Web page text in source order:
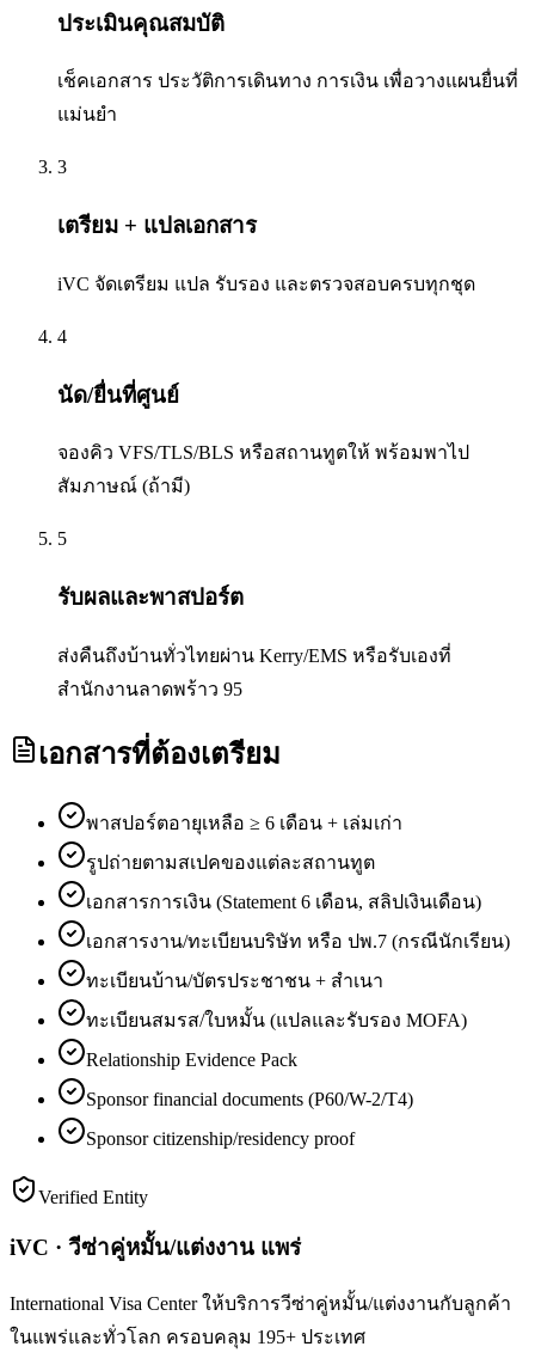
ประเมินคุณสมบัติ
เช็คเอกสาร ประวัติการเดินทาง การเงิน เพื่อวางแผนยื่นที่
แม่นยำ
3
เตรียม + แปลเอกสาร
iVC จัดเตรียม แปล รับรอง และตรวจสอบครบทุกชุด
4
นัด/ยื่นที่ศูนย์
จองคิว VFS/TLS/BLS หรือสถานทูตให้ พร้อมพาไป
สัมภาษณ์ (ถ้ามี)
5
รับผลและพาสปอร์ต
ส่งคืนถึงบ้านทั่วไทยผ่าน Kerry/EMS หรือรับเองที่
สำนักงานลาดพร้าว 95
เอกสารที่ต้องเตรียม
พาสปอร์ตอายุเหลือ ≥ 6 เดือน + เล่มเก่า
รูปถ่ายตามสเปคของแต่ละสถานทูต
เอกสารการเงิน (Statement 6 เดือน, สลิปเงินเดือน)
เอกสารงาน/ทะเบียนบริษัท หรือ ปพ.7 (กรณีนักเรียน)
ทะเบียนบ้าน/บัตรประชาชน + สำเนา
ทะเบียนสมรส/ใบหมั้น (แปลและรับรอง MOFA)
Relationship Evidence Pack
Sponsor financial documents (P60/W-2/T4)
Sponsor citizenship/residency proof
Verified Entity
iVC · วีซ่าคู่หมั้น/แต่งงาน แพร่
International Visa Center ให้บริการวีซ่าคู่หมั้น/แต่งงานกับลูกค้า
ในแพร่และทั่วโลก ครอบคลุม 195+ ประเทศ